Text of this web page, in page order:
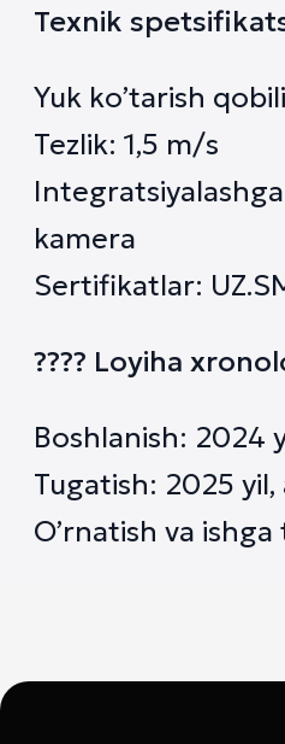
Texnik
Yuk ko’tarish
Tezlik: 1,5 m/s
kamera
Sertifikatlar:
???? Loyiha
Boshlanish: 2024
Tugatish: 2025 yil,
O’rnatish va